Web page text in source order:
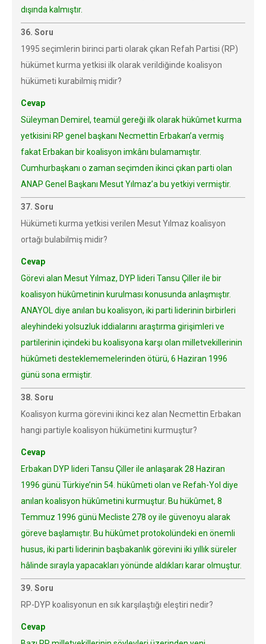
dışında kalmıştır.
36. Soru
1995 seçimlerin birinci parti olarak çıkan Refah Partisi (RP)
hükümet kurma yetkisi ilk olarak verildiğinde koalisyon
hükümeti kurabilmiş midir?
Cevap
Süleyman Demirel, teamül gereği ilk olarak hükûmet kurma
yetkisini RP genel başkanı Necmettin Erbakan’a vermiş
fakat Erbakan bir koalisyon imkânı bulamamıştır.
Cumhurbaşkanı o zaman seçimden ikinci çıkan parti olan
ANAP Genel Başkanı Mesut Yılmaz’a bu yetkiyi vermiştir.
37. Soru
Hükümeti kurma yetkisi verilen Mesut Yılmaz koalisyon
ortağı bulabilmiş midir?
Cevap
Görevi alan Mesut Yılmaz, DYP lideri Tansu Çiller ile bir
koalisyon hükûmetinin kurulması konusunda anlaşmıştır.
ANAYOL diye anılan bu koalisyon, iki parti liderinin birbirleri
aleyhindeki yolsuzluk iddialarını araştırma girişimleri ve
partilerinin içindeki bu koalisyona karşı olan milletvekillerinin
hükûmeti desteklememelerinden ötürü, 6 Haziran 1996
günü sona ermiştir.
38. Soru
Koalisyon kurma görevini ikinci kez alan Necmettin Erbakan
hangi partiyle koalisyon hükümetini kurmuştur?
Cevap
Erbakan DYP lideri Tansu Çiller ile anlaşarak 28 Haziran
1996 günü Türkiye’nin 54. hükûmeti olan ve Refah-Yol diye
anılan koalisyon hükûmetini kurmuştur. Bu hükûmet, 8
Temmuz 1996 günü Mecliste 278 oy ile güvenoyu alarak
göreve başlamıştır. Bu hükûmet protokolündeki en önemli
husus, iki parti liderinin başbakanlık görevini iki yıllık süreler
hâlinde sırayla yapacakları yönünde aldıkları karar olmuştur.
39. Soru
RP-DYP koalisyonun en sık karşılaştığı eleştiri nedir?
Cevap